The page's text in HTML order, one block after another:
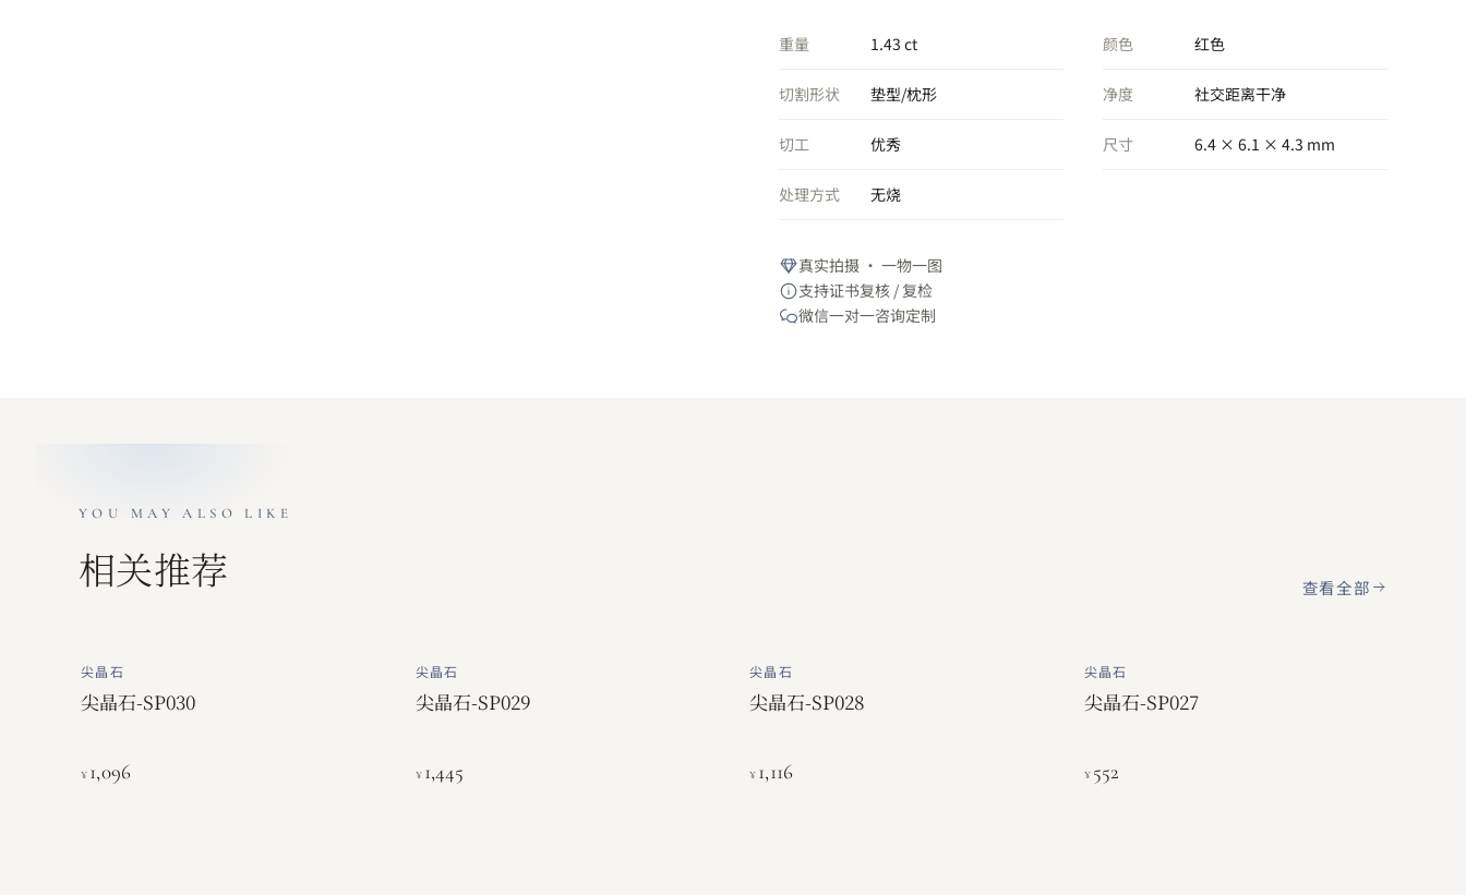
重量 1.43 ct 颜色 红色
切割形状 垫型/枕形 净度 社交距离干净
切工 优秀 尺寸 6.4 × 6.1 × 4.3 mm
处理方式 无烧
真实拍摄 · 一物一图
支持证书复核 / 复检
微信一对一咨询定制
YOU MAY ALSO LIKE
相关推荐 查看全部
尖晶石
尖晶石-SP030
¥1,096
尖晶石
尖晶石-SP029
¥ 1,445
尖晶石
尖晶石-SP028
¥1,116
尖晶石
尖晶石-SP027
¥ 552